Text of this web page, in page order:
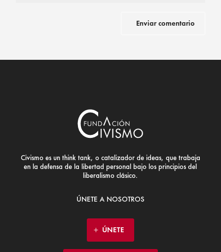
Civismo es un think tank, o catalizador de ideas, que trabaja
en la defensa de la libertad personal bajo los principios del
liberalismo clásico.
ÚNETE A NOSOTROS
ÚNETE